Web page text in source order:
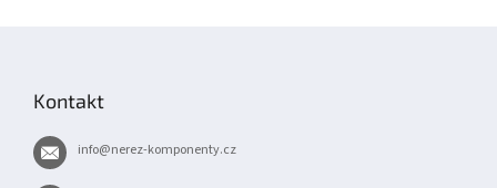
Kontakt
info@nerez-komponenty.cz